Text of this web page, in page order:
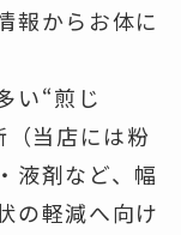
報からお体に
い“煎じ
当店には粉
液剤など、幅
の軽減へ向け